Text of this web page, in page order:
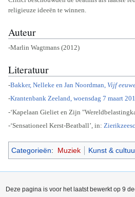
religieuze ideeën te winnen.
Auteur
-Marlin Wagtmans (2012)
Literatuur
-Bakker, Nelleke en Jan Noordman, Vijf
-Krantenbank Zeeland, woensdag 7 maart
-‘Kapelaan Gieliet en Zijn
-‘Sensationeel Kerst-Beatball’, in:
Categorieën: Muziek Kunst &
Deze pagina is voor het laatst bewerkt op 9